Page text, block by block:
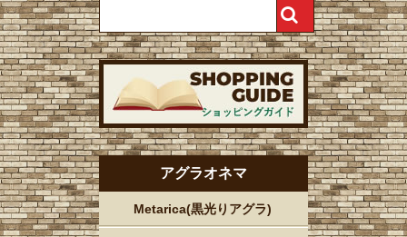
アグラオネマ
Metarica(黒光りアグラ)